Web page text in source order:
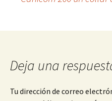
Deja una
Tu dirección de correo